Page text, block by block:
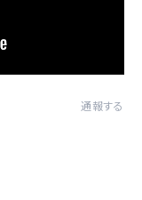
通報する